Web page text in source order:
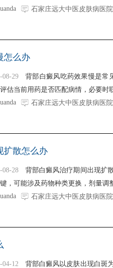
石家庄远大中医皮肤病医院
怎么办
08-29
背部白癜风吃药效果慢是常
估当前用药是否匹配病情，必要时
石家庄远大中医皮肤病医院
扩散怎么办
08-28
背部白癜风治疗期间出现扩
，可能涉及药物种类更换，剂量调
石家庄远大中医皮肤病医院
04-12
背部白癜风以皮肤出现白斑